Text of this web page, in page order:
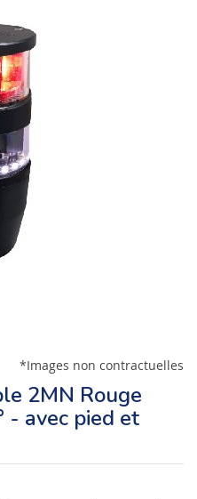
*Images non contractuelles
2MN Rouge
- avec pied et